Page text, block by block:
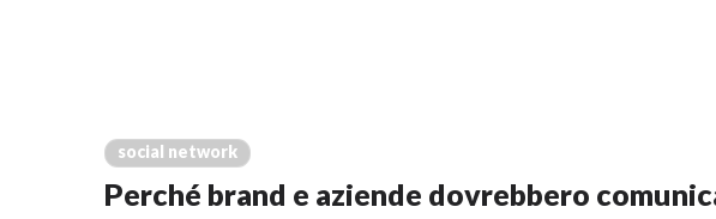
social network
Perché brand e aziende dovrebbero